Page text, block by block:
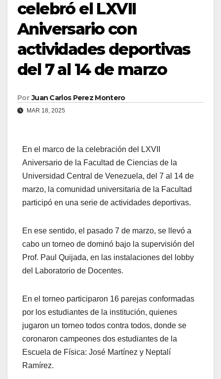
celebró el LXVII
Aniversario con
actividades deportivas
del 7 al 14 de marzo
Por Juan Carlos Perez Montero
MAR 18, 2025
En el marco de la celebración del LXVII
Aniversario de la Facultad de Ciencias de la
Universidad Central de Venezuela, del 7 al 14 de
marzo, la comunidad universitaria de la Facultad
participó en una serie de actividades deportivas.
En ese sentido, el pasado 7 de marzo, se llevó a
cabo un torneo de dominó bajo la supervisión del
Prof. Paul Quijada, en las instalaciones del lobby
del Laboratorio de Docentes.
En el torneo participaron 16 parejas conformadas
por los estudiantes de la institución, quienes
jugaron un torneo todos contra todos, donde se
coronaron campeones dos estudiantes de la
Escuela de Física: José Martínez y Neptalí
Ramírez.